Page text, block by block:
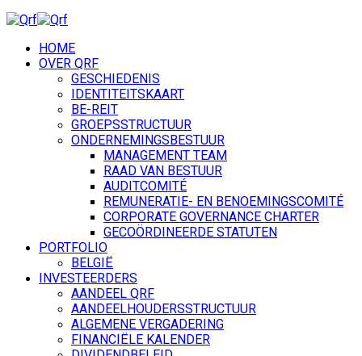
HOME
OVER QRF
GESCHIEDENIS
IDENTITEITSKAART
BE-REIT
GROEPSSTRUCTUUR
ONDERNEMINGSBESTUUR
MANAGEMENT TEAM
RAAD VAN BESTUUR
AUDITCOMITÉ
REMUNERATIE- EN BENOEMINGSCOMITÉ
CORPORATE GOVERNANCE CHARTER
GECOÖRDINEERDE STATUTEN
PORTFOLIO
BELGIË
INVESTEERDERS
AANDEEL QRF
AANDEELHOUDERSSTRUCTUUR
ALGEMENE VERGADERING
FINANCIËLE KALENDER